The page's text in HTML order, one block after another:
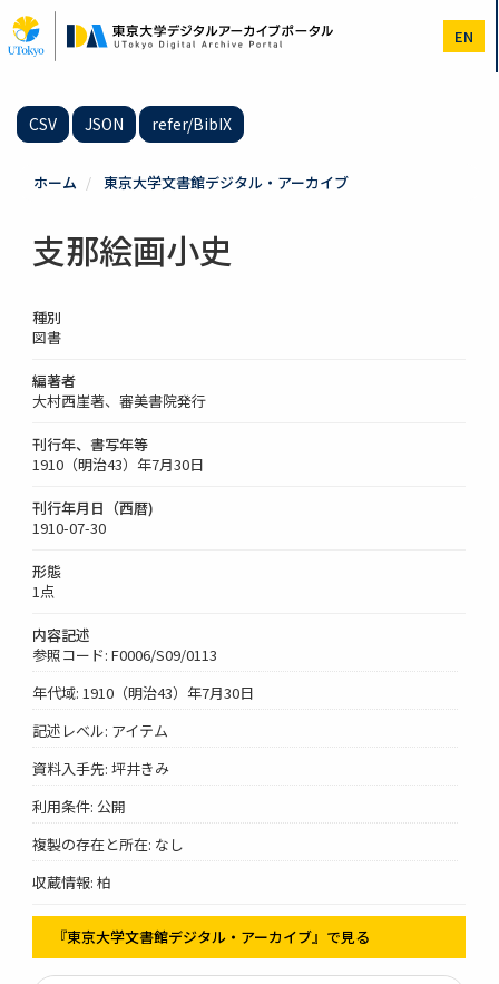
イ
ン
EN
CSV JSON refer/BibIX
ホーム 東京大学文書館デジタル・アーカイブ
支那絵画小史
種別
図書
編著者
大村西崖著、審美書院発行
刊行年、書写年等
1910（明治43）年7月30日
刊行年月日（西暦)
1910-07-30
形態
1点
内容記述
参照コード: F0006/S09/0113
年代域: 1910（明治43）年7月30日
記述レベル: アイテム
資料入手先: 坪井きみ
利用条件: 公開
複製の存在と所在: なし
収蔵情報: 柏
『東京大学文書館デジタル・アーカイブ』で見る